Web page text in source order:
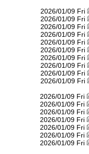
2026/01/09 Fri
2026/01/09 Fri
2026/01/09 Fri
2026/01/09 Fri
2026/01/09 Fri
2026/01/09 Fri
2026/01/09 Fri
2026/01/09 Fri
2026/01/09 Fri
2026/01/09 Fri
2026/01/09 Fri
2026/01/09 Fri
2026/01/09 Fri
2026/01/09 Fri
2026/01/09 Fri
2026/01/09 Fri
2026/01/09 Fri